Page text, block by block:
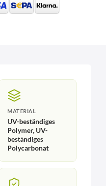
MATERIAL
UV-beständiges
Polymer, UV-
beständiges
Polycarbonat